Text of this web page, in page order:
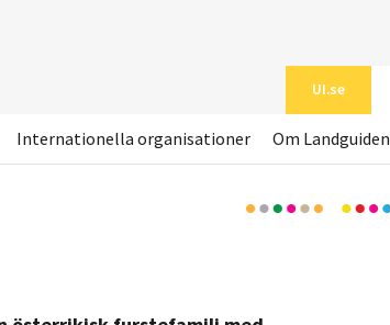
UI.se
Internationella organisationer Om Landguiden